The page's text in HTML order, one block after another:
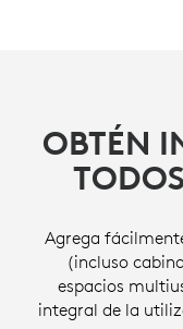
OBTÉN
Agrega
(incluso
espacios
integral de la